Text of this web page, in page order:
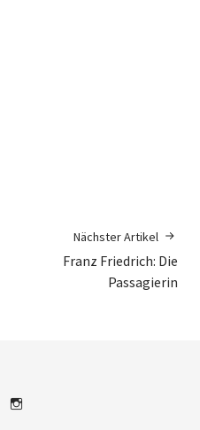
Nächster Artikel
Franz Friedrich: Die
Passagierin